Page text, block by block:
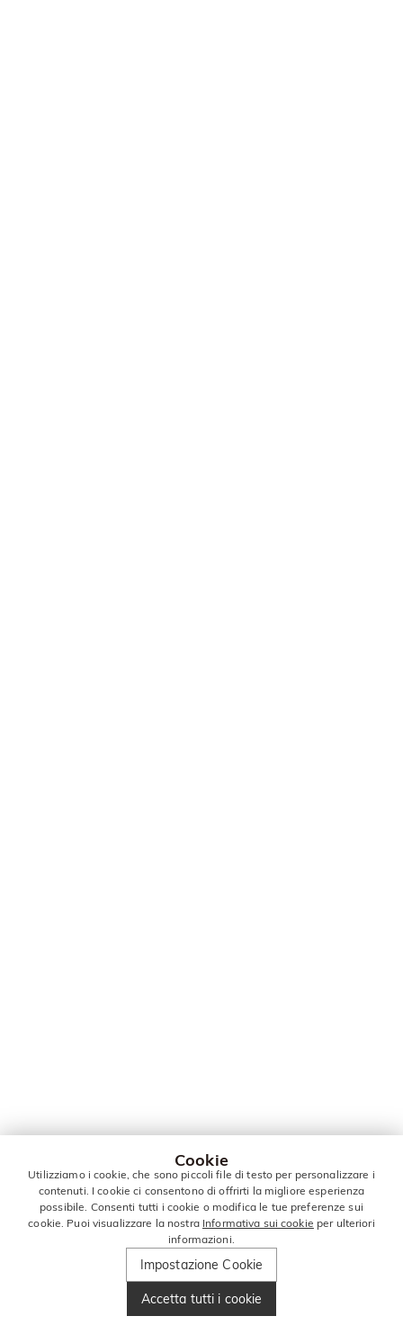
Cookie
Utilizziamo i cookie, che sono piccoli file di testo per personalizzare i
contenuti. I cookie ci consentono di offrirti la migliore esperienza
possibile. Consenti tutti i cookie o modifica le tue preferenze sui
cookie. Puoi visualizzare la nostra Informativa sui cookie per ulteriori
informazioni.
Impostazione Cookie
Accetta tutti i cookie